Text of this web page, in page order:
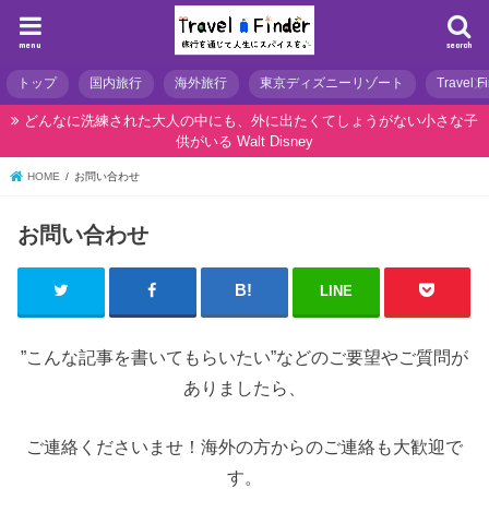
search
menu
トップ 国内旅行 海外旅行 東京ディズニーリゾート Travel
どんなに洗練された大人の中にも、外に出たくてしょうがない小さな子
供がいる Walt Disney
HOME お問い合わせ
お問い合わせ
LINE
”こんな記事を書いてもらいたい”などのご要望やご質問が
ありましたら、
ご連絡くださいませ！海外の方からのご連絡も大歓迎で
す。